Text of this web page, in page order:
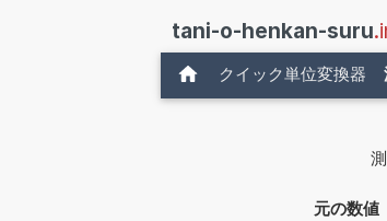
tani-o-henkan-suru
クイック単位変換器
元の数値